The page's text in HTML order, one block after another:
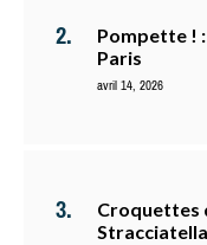
Pompette !
Paris
avril 14, 2026
Croquettes
Stracciatella